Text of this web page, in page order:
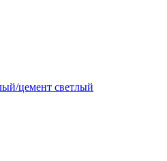
цемент светлый